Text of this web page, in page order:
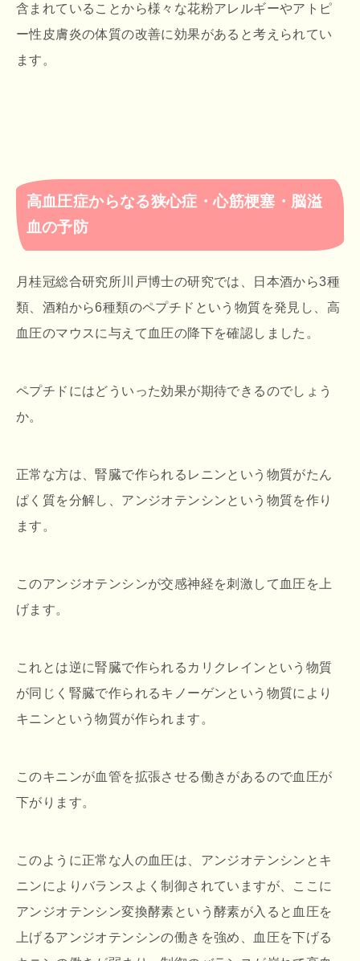
含まれていることから様々な花粉アレルギーやアトピ
ー性皮膚炎の体質の改善に効果があると考えられてい
ます。
高血圧症からなる狭心症・心筋梗塞・脳溢
血の予防
月桂冠総合研究所川戸博士の研究では、日本酒から3種
類、酒粕から6種類のペプチドという物質を発見し、高
血圧のマウスに与えて血圧の降下を確認しました。
ペプチドにはどういった効果が期待できるのでしょう
か。
正常な方は、腎臓で作られるレニンという物質がたん
ぱく質を分解し、アンジオテンシンという物質を作り
ます。
このアンジオテンシンが交感神経を刺激して血圧を上
げます。
これとは逆に腎臓で作られるカリクレインという物質
が同じく腎臓で作られるキノーゲンという物質により
キニンという物質が作られます。
このキニンが血管を拡張させる働きがあるので血圧が
下がります。
このように正常な人の血圧は、アンジオテンシンとキ
ニンによりバランスよく制御されていますが、ここに
アンジオテンシン変換酵素という酵素が入ると血圧を
上げるアンジオテンシンの働きを強め、血圧を下げる